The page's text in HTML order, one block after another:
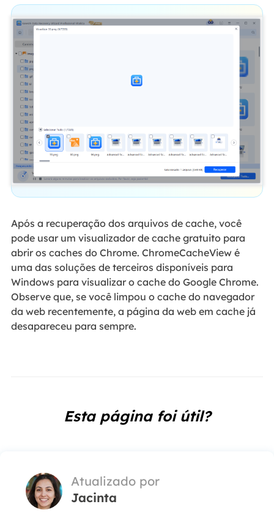
Após a recuperação dos arquivos de cache, você
pode usar um visualizador de cache gratuito para
abrir os caches do Chrome. ChromeCacheView é
uma das soluções de terceiros disponíveis para
Windows para visualizar o cache do Google Chrome.
Observe que, se você limpou o cache do navegador
da web recentemente, a página da web em cache já
desapareceu para sempre.
Esta página foi útil?
Atualizado por
Jacinta